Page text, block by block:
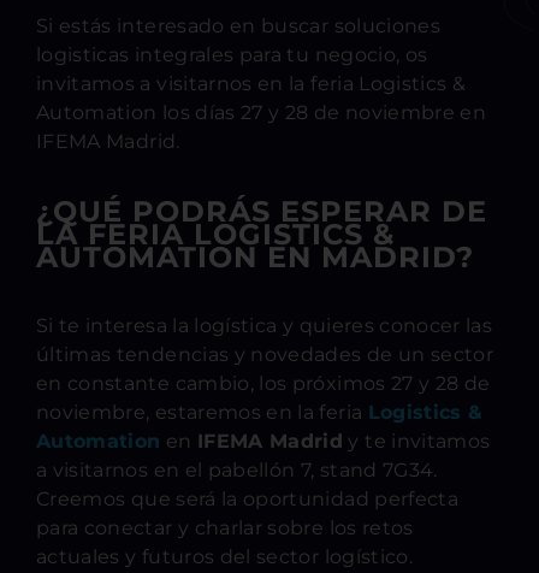
Si estás interesado en buscar soluciones
logisticas integrales para tu negocio, os
invitamos a visitarnos en la feria Logistics &
Automation los días 27 y 28 de noviembre en
IFEMA Madrid.
¿QUÉ PODRÁS ESPERAR DE
LA FERIA LOGISTICS &
AUTOMATION EN MADRID?
Si te interesa la logística y quieres conocer las
últimas tendencias y novedades de un sector
en constante cambio, los próximos 27 y 28 de
noviembre, estaremos en la feria Logistics &
Automation en IFEMA Madrid y te invitamos
a visitarnos en el pabellón 7, stand 7G34.
Creemos que será la oportunidad perfecta
para conectar y charlar sobre los retos
actuales y futuros del sector logístico.